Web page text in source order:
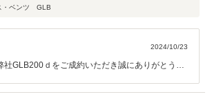
・ベンツ GLB
2024/10/23
社GLB200ｄをご成約いただき誠にありがとうご
足によりお客様にご連絡を怠ってしまい大変申し